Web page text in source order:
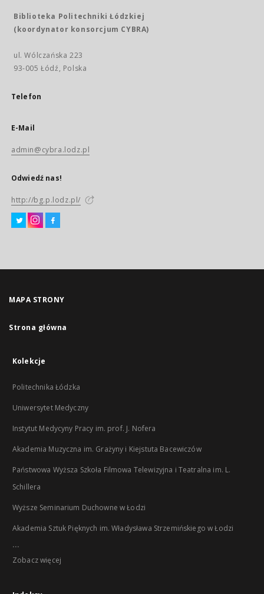
Biblioteka Politechniki Łódzkiej
(koordynator konsorcjum CYBRA)
ul. Wólczańska 223
93-005 Łódź, Polska
Telefon
E-Mail
admin@cybra.lodz.pl
Odwiedź nas!
http://bg.p.lodz.pl/
MAPA STRONY
Strona główna
Kolekcje
Politechnika Łódzka
Uniwersytet Medyczny
Instytut Medycyny Pracy im. prof. J. Nofera
Akademia Muzyczna im. Grażyny i Kiejstuta Bacewiczów
Państwowa Wyższa Szkoła Filmowa Telewizyjna i Teatralna im. L.
Schillera
Wyższe Seminarium Duchowne w Łodzi
Akademia Sztuk Pięknych im. Władysława Strzemińskiego w Łodzi
...
Zobacz więcej